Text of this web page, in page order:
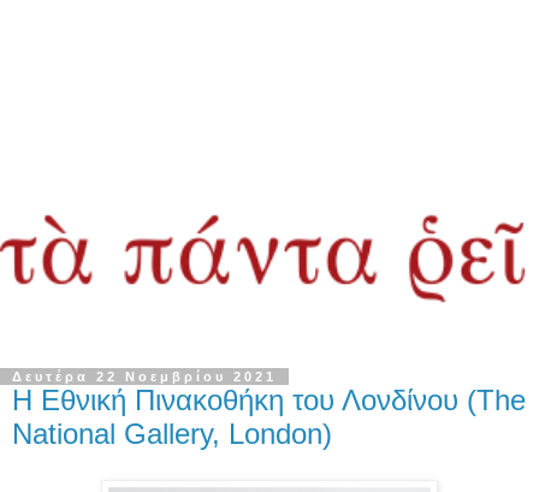
Δευτέρα 22 Νοεμβρίου 2021
Η Εθνική Πινακοθήκη του Λονδίνου (The
National Gallery, London)